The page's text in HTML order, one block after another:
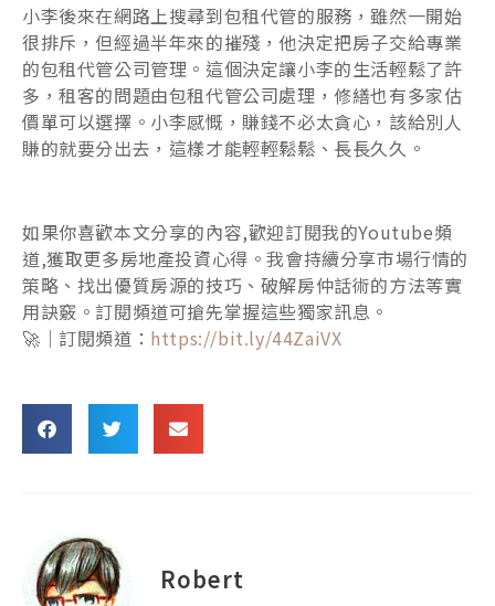
小李後來在網路上搜尋到包租代管的服務，雖然一開始
很排斥，但經過半年來的摧殘，他決定把房子交給專業
的包租代管公司管理。這個決定讓小李的生活輕鬆了許
多，租客的問題由包租代管公司處理，修繕也有多家估
價單可以選擇。小李感慨，賺錢不必太貪心，該給別人
賺的就要分出去，這樣才能輕輕鬆鬆、長長久久。
如果你喜歡本文分享的內容,歡迎訂閱我的Youtube頻
道,獲取更多房地產投資心得。我會持續分享市場行情的
策略、找出優質房源的技巧、破解房仲話術的方法等實
用訣竅。訂閱頻道可搶先掌握這些獨家訊息。
🚀｜訂閱頻道： https://bit.ly/44ZaiVX
Robert